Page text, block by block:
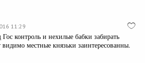
11:29
контроль и нехилые бабки забирать
местные князьки заинтересованны.